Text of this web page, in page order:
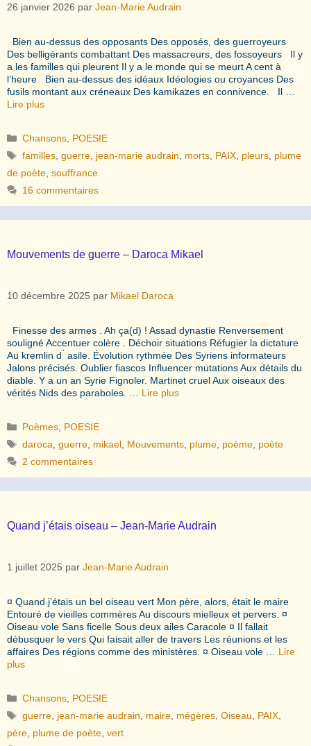
26 janvier 2026 par Jean-Marie Audrain
Bien au-dessus des opposants Des opposés, des guerroyeurs
Des belligérants combattant Des massacreurs, des fossoyeurs Il y
a les familles qui pleurent Il y a le monde qui se meurt A cent à
l’heure Bien au-dessus des idéaux Idéologies ou croyances Des
fusils montant aux créneaux Des kamikazes en connivence. Il …
Lire plus
Catégories
Chansons POESIE
Étiquettes
familles ,guerre jean-marie audrain morts PAIX pleurs plume
de poète souffrance
16 commentaires
Mouvements de guerre – Daroca Mikael
10 décembre 2025 par Mikael Daroca
Finesse des armes . Ah ça(d) ! Assad dynastie Renversement
souligné Accentuer colère . Déchoir situations Réfugier la dictature
Au kremlin d ́ asile. Évolution rythmée Des Syriens informateurs
Jalons précisés. Oublier fiascos Influencer mutations Aux détails du
diable. Y a un an Syrie Fignoler. Martinet cruel Aux oiseaux des
vérités Nids des paraboles. … Lire plus
Catégories
Poèmes POESIE
Étiquettes
daroca ,guerre mikael Mouvements plume poème poète
2 commentaires
Quand j’étais oiseau – Jean-Marie Audrain
1 juillet 2025 par Jean-Marie Audrain
¤ Quand j’étais un bel oiseau vert Mon père, alors, était le maire
Entouré de vieilles commères Au discours mielleux et pervers. ¤
Oiseau vole Sans ficelle Sous deux ailes Caracole ¤ Il fallait
débusquer le vers Qui faisait aller de travers Les réunions et les
affaires Des régions comme des ministères. ¤ Oiseau vole … Lire
plus
Catégories
Chansons POESIE
Étiquettes
guerre jean-marie audrain maire mégères ,Oiseau PAIX
père plume de poète vert